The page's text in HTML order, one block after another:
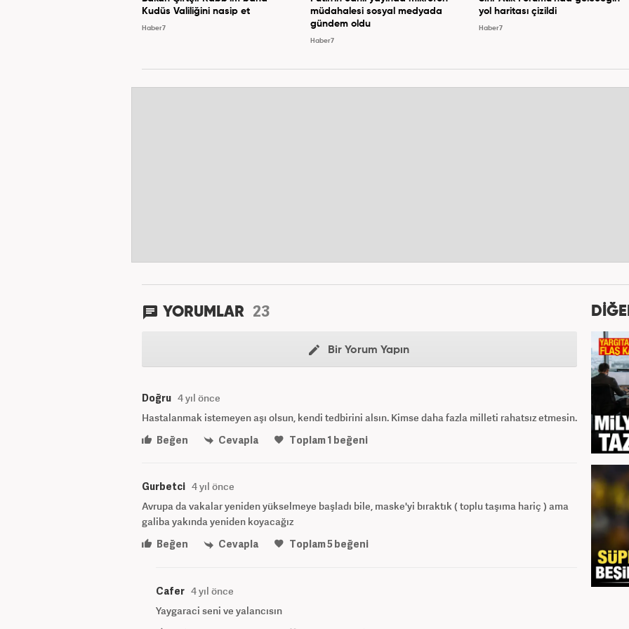
Kudüs Valiliğini nasip et
Haber7
müdahalesi sosyal medyada
gündem oldu
Haber7
yol haritası çizildi
Haber7
YORUMLAR 23
Bir Yorum Yapın
Doğru 4 yıl önce
Hastalanmak istemeyen aşı olsun, kendi tedbirini alsın. Kimse daha fazla milleti rahatsız etmesin.
Beğen
Cevapla Toplam1 beğeni
Gurbetci 4 yıl önce
Avrupa da vakalar yeniden yükselmeye başladı bile, maske'yi bıraktık ( toplu taşıma hariç ) ama
galiba yakında yeniden koyacağız
Beğen
Cevapla Toplam5beğeni
Cafer 4 yıl önce
Yaygaraci seni ve yalancısın